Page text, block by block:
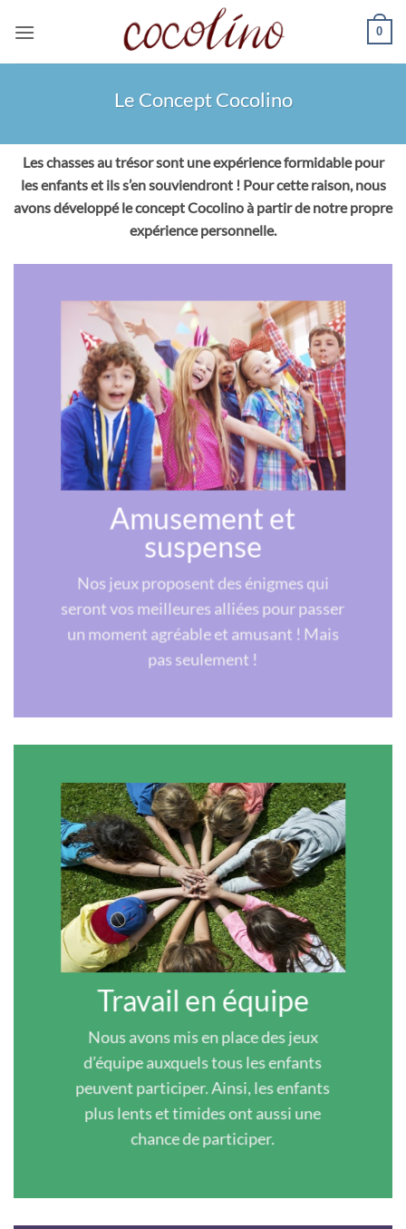
0
Le Concept Cocolino
Les chasses au trésor sont une expérience formidable pour
les enfants et ils s’en souviendront ! Pour cette raison, nous
avons développé le concept Cocolino à partir de notre propre
expérience personnelle.
Amusement et
suspense
Nos jeux proposent des énigmes qui
seront vos meilleures alliées pour passer
un moment agréable et amusant ! Mais
pas seulement !
Travail en équipe
Nous avons mis en place des jeux
d’équipe auxquels tous les enfants
peuvent participer. Ainsi, les enfants
plus lents et timides ont aussi une
chance de participer.